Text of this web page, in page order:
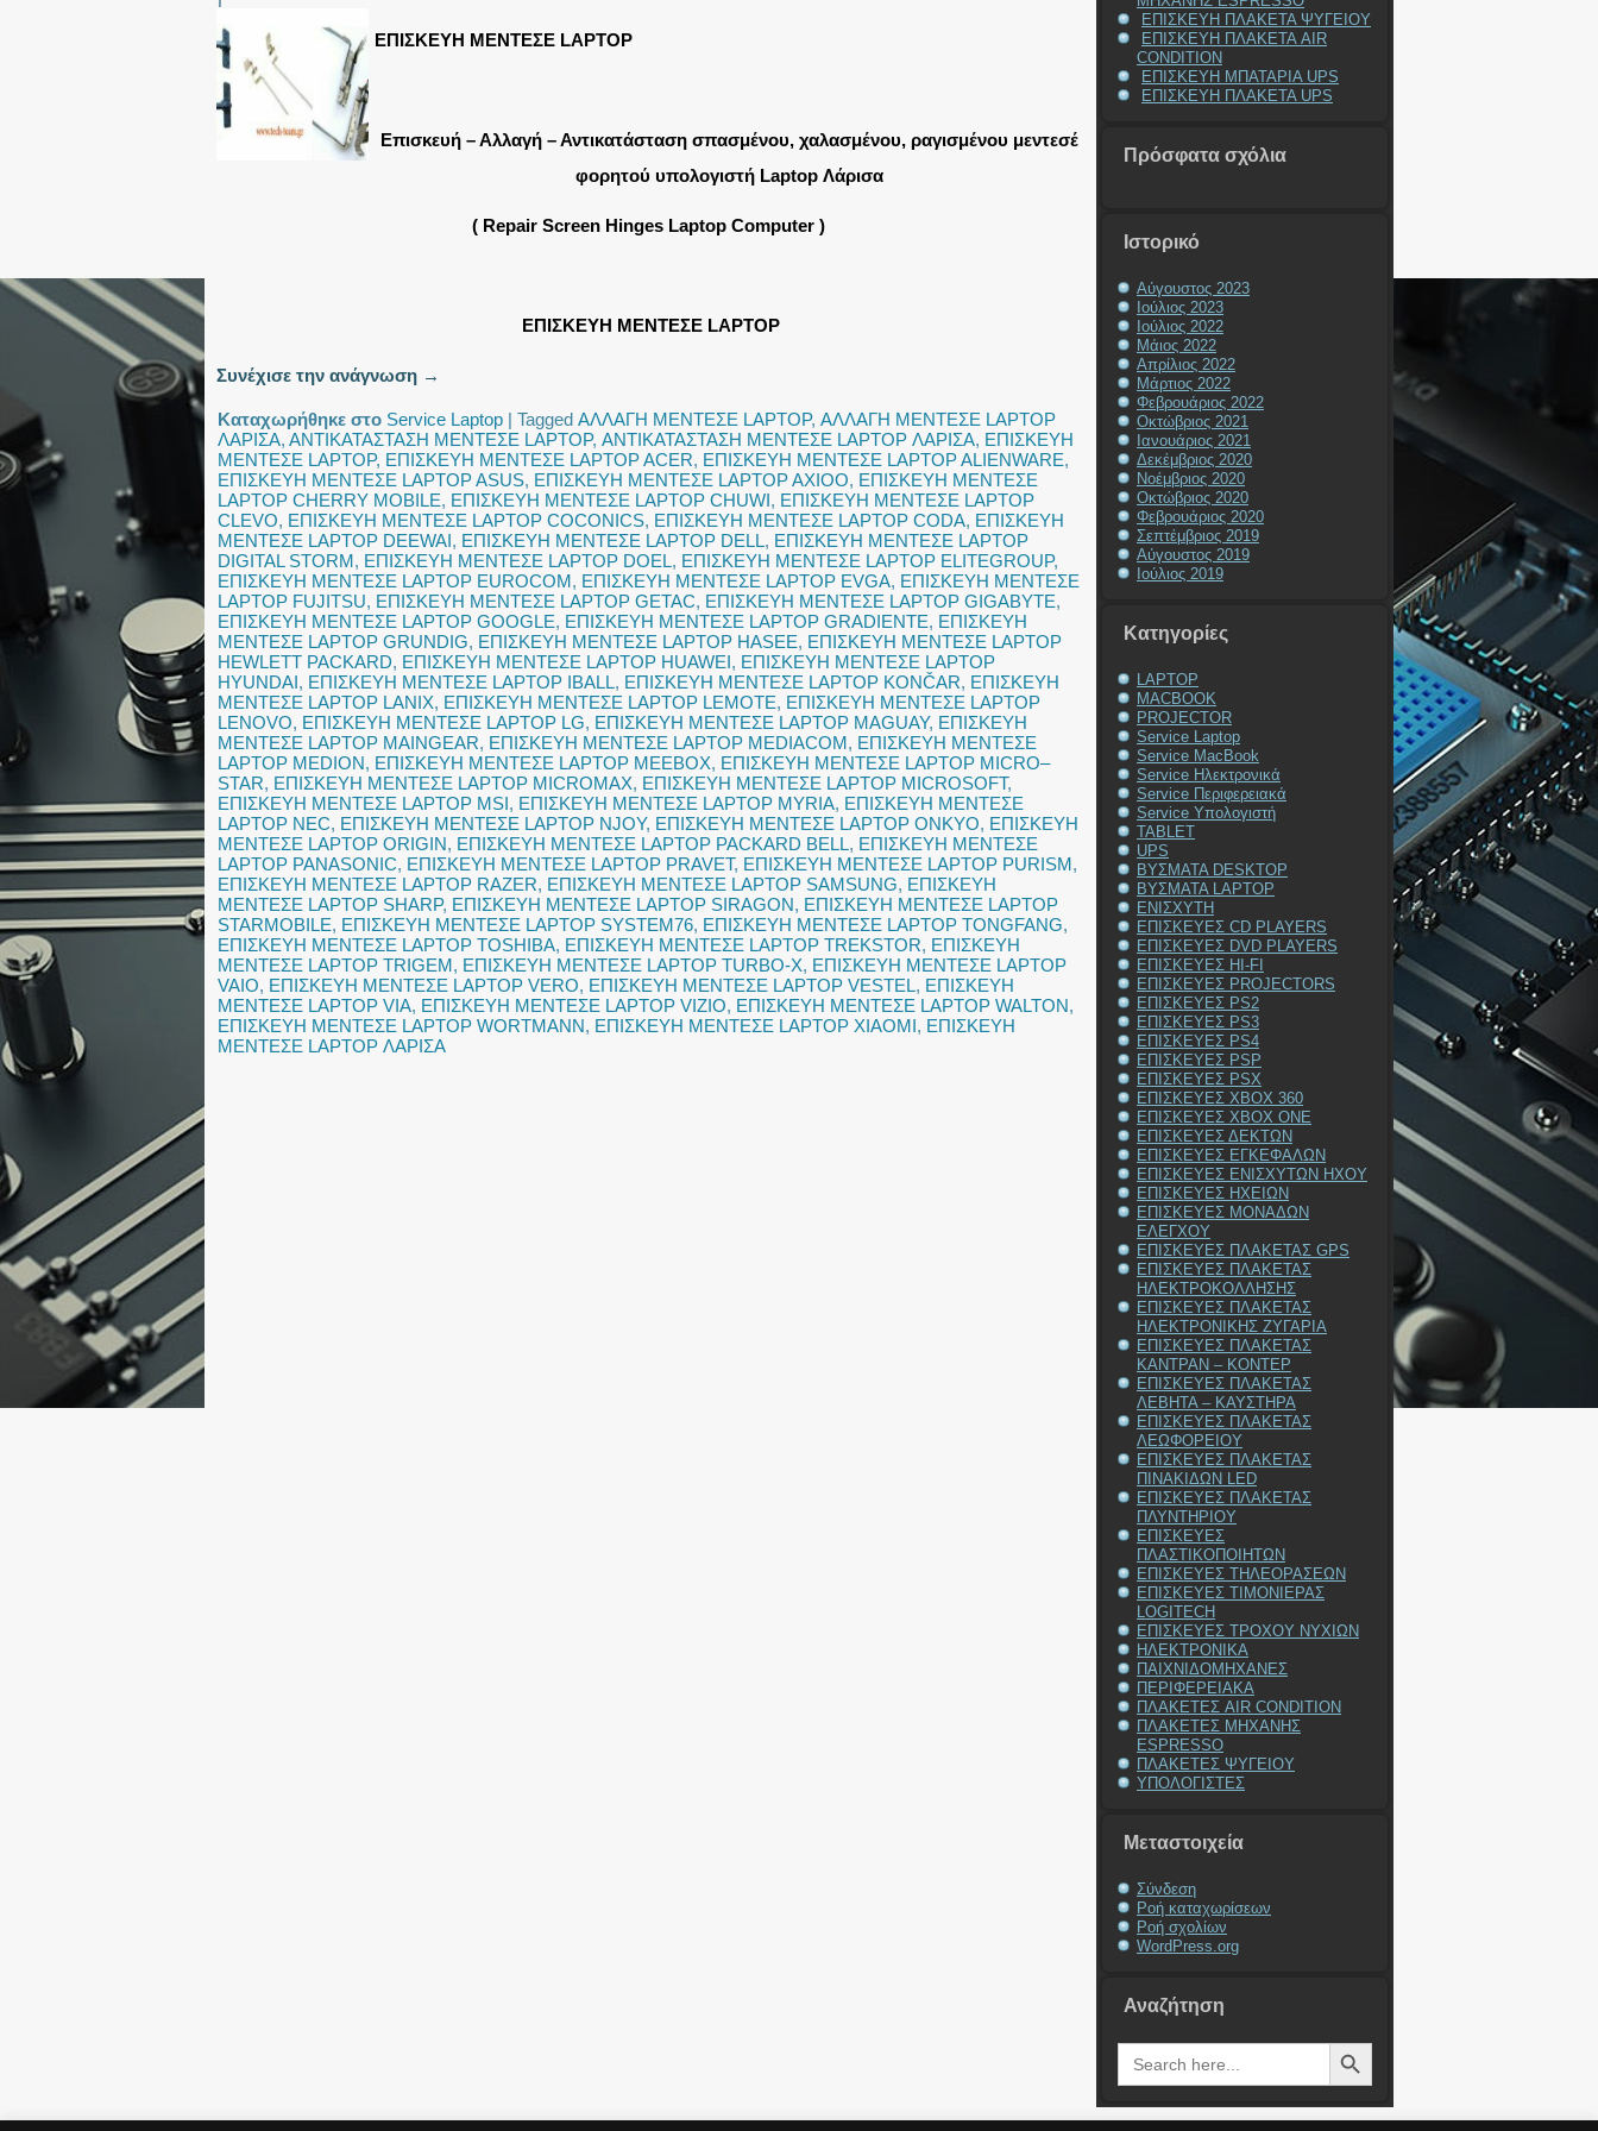
ΕΠΙΣΚΕΥΗ ΜΕΝΤΕΣΕ LAPTOP
Επισκευή – Αλλαγή – Αντικατάσταση σπασμένου, χαλασμένου, ραγισμένου μεντεσέ
φορητού υπολογιστή Laptop Λάρισα
( Repair Screen Hinges Laptop Computer )
ΕΠΙΣΚΕΥΗ ΜΕΝΤΕΣΕ LAPTOP
Συνέχισε την ανάγνωση →
Καταχωρήθηκε στο Service Laptop | Tagged ΑΛΛΑΓΗ ΜΕΝΤΕΣΕ LAPTOP, ΑΛΛΑΓΗ ΜΕΝΤΕΣΕ LAPTOP
ΛΑΡΙΣΑ, ΑΝΤΙΚΑΤΑΣΤΑΣΗ ΜΕΝΤΕΣΕ LAPTOP, ΑΝΤΙΚΑΤΑΣΤΑΣΗ ΜΕΝΤΕΣΕ LAPTOP ΛΑΡΙΣΑ, ΕΠΙΣΚΕΥΗ
ΜΕΝΤΕΣΕ LAPTOP, ΕΠΙΣΚΕΥΗ ΜΕΝΤΕΣΕ LAPTOP ACER, ΕΠΙΣΚΕΥΗ ΜΕΝΤΕΣΕ LAPTOP ALIENWARE,
ΕΠΙΣΚΕΥΗ ΜΕΝΤΕΣΕ LAPTOP ASUS, ΕΠΙΣΚΕΥΗ ΜΕΝΤΕΣΕ LAPTOP AXIOO, ΕΠΙΣΚΕΥΗ ΜΕΝΤΕΣΕ
LAPTOP CHERRY MOBILE, ΕΠΙΣΚΕΥΗ ΜΕΝΤΕΣΕ LAPTOP CHUWI, ΕΠΙΣΚΕΥΗ ΜΕΝΤΕΣΕ LAPTOP
CLEVO, ΕΠΙΣΚΕΥΗ ΜΕΝΤΕΣΕ LAPTOP COCONICS, ΕΠΙΣΚΕΥΗ ΜΕΝΤΕΣΕ LAPTOP CODA, ΕΠΙΣΚΕΥΗ
ΜΕΝΤΕΣΕ LAPTOP DEEWAI, ΕΠΙΣΚΕΥΗ ΜΕΝΤΕΣΕ LAPTOP DELL, ΕΠΙΣΚΕΥΗ ΜΕΝΤΕΣΕ LAPTOP
DIGITAL STORM, ΕΠΙΣΚΕΥΗ ΜΕΝΤΕΣΕ LAPTOP DOEL, ΕΠΙΣΚΕΥΗ ΜΕΝΤΕΣΕ LAPTOP ELITEGROUP,
ΕΠΙΣΚΕΥΗ ΜΕΝΤΕΣΕ LAPTOP EUROCOM, ΕΠΙΣΚΕΥΗ ΜΕΝΤΕΣΕ LAPTOP EVGA, ΕΠΙΣΚΕΥΗ ΜΕΝΤΕΣΕ
LAPTOP FUJITSU, ΕΠΙΣΚΕΥΗ ΜΕΝΤΕΣΕ LAPTOP GETAC, ΕΠΙΣΚΕΥΗ ΜΕΝΤΕΣΕ LAPTOP GIGABYTE,
ΕΠΙΣΚΕΥΗ ΜΕΝΤΕΣΕ LAPTOP GOOGLE, ΕΠΙΣΚΕΥΗ ΜΕΝΤΕΣΕ LAPTOP GRADIENTE, ΕΠΙΣΚΕΥΗ
ΜΕΝΤΕΣΕ LAPTOP GRUNDIG, ΕΠΙΣΚΕΥΗ ΜΕΝΤΕΣΕ LAPTOP HASEE, ΕΠΙΣΚΕΥΗ ΜΕΝΤΕΣΕ LAPTOP
HEWLETT PACKARD, ΕΠΙΣΚΕΥΗ ΜΕΝΤΕΣΕ LAPTOP HUAWEI, ΕΠΙΣΚΕΥΗ ΜΕΝΤΕΣΕ LAPTOP
HYUNDAI, ΕΠΙΣΚΕΥΗ ΜΕΝΤΕΣΕ LAPTOP IBALL, ΕΠΙΣΚΕΥΗ ΜΕΝΤΕΣΕ LAPTOP KONČAR, ΕΠΙΣΚΕΥΗ
ΜΕΝΤΕΣΕ LAPTOP LANIX, ΕΠΙΣΚΕΥΗ ΜΕΝΤΕΣΕ LAPTOP LEMOTE, ΕΠΙΣΚΕΥΗ ΜΕΝΤΕΣΕ LAPTOP
LENOVO, ΕΠΙΣΚΕΥΗ ΜΕΝΤΕΣΕ LAPTOP LG, ΕΠΙΣΚΕΥΗ ΜΕΝΤΕΣΕ LAPTOP MAGUAY, ΕΠΙΣΚΕΥΗ
ΜΕΝΤΕΣΕ LAPTOP MAINGEAR, ΕΠΙΣΚΕΥΗ ΜΕΝΤΕΣΕ LAPTOP MEDIACOM, ΕΠΙΣΚΕΥΗ ΜΕΝΤΕΣΕ
LAPTOP MEDION, ΕΠΙΣΚΕΥΗ ΜΕΝΤΕΣΕ LAPTOP MEEBOX, ΕΠΙΣΚΕΥΗ ΜΕΝΤΕΣΕ LAPTOP MICRO–
STAR, ΕΠΙΣΚΕΥΗ ΜΕΝΤΕΣΕ LAPTOP MICROMAX, ΕΠΙΣΚΕΥΗ ΜΕΝΤΕΣΕ LAPTOP MICROSOFT,
ΕΠΙΣΚΕΥΗ ΜΕΝΤΕΣΕ LAPTOP MSI, ΕΠΙΣΚΕΥΗ ΜΕΝΤΕΣΕ LAPTOP MYRIA, ΕΠΙΣΚΕΥΗ ΜΕΝΤΕΣΕ
LAPTOP NEC, ΕΠΙΣΚΕΥΗ ΜΕΝΤΕΣΕ LAPTOP NJOY, ΕΠΙΣΚΕΥΗ ΜΕΝΤΕΣΕ LAPTOP ONKYO, ΕΠΙΣΚΕΥΗ
ΜΕΝΤΕΣΕ LAPTOP ORIGIN, ΕΠΙΣΚΕΥΗ ΜΕΝΤΕΣΕ LAPTOP PACKARD BELL, ΕΠΙΣΚΕΥΗ ΜΕΝΤΕΣΕ
LAPTOP PANASONIC, ΕΠΙΣΚΕΥΗ ΜΕΝΤΕΣΕ LAPTOP PRAVET, ΕΠΙΣΚΕΥΗ ΜΕΝΤΕΣΕ LAPTOP PURISM,
ΕΠΙΣΚΕΥΗ ΜΕΝΤΕΣΕ LAPTOP RAZER, ΕΠΙΣΚΕΥΗ ΜΕΝΤΕΣΕ LAPTOP SAMSUNG, ΕΠΙΣΚΕΥΗ
ΜΕΝΤΕΣΕ LAPTOP SHARP, ΕΠΙΣΚΕΥΗ ΜΕΝΤΕΣΕ LAPTOP SIRAGON, ΕΠΙΣΚΕΥΗ ΜΕΝΤΕΣΕ LAPTOP
STARMOBILE, ΕΠΙΣΚΕΥΗ ΜΕΝΤΕΣΕ LAPTOP SYSTEM76, ΕΠΙΣΚΕΥΗ ΜΕΝΤΕΣΕ LAPTOP TONGFANG,
ΕΠΙΣΚΕΥΗ ΜΕΝΤΕΣΕ LAPTOP TOSHIBA, ΕΠΙΣΚΕΥΗ ΜΕΝΤΕΣΕ LAPTOP TREKSTOR, ΕΠΙΣΚΕΥΗ
ΜΕΝΤΕΣΕ LAPTOP TRIGEM, ΕΠΙΣΚΕΥΗ ΜΕΝΤΕΣΕ LAPTOP TURBO-X, ΕΠΙΣΚΕΥΗ ΜΕΝΤΕΣΕ LAPTOP
VAIO, ΕΠΙΣΚΕΥΗ ΜΕΝΤΕΣΕ LAPTOP VERO, ΕΠΙΣΚΕΥΗ ΜΕΝΤΕΣΕ LAPTOP VESTEL, ΕΠΙΣΚΕΥΗ
ΜΕΝΤΕΣΕ LAPTOP VIA, ΕΠΙΣΚΕΥΗ ΜΕΝΤΕΣΕ LAPTOP VIZIO, ΕΠΙΣΚΕΥΗ ΜΕΝΤΕΣΕ LAPTOP WALTON,
ΕΠΙΣΚΕΥΗ ΜΕΝΤΕΣΕ LAPTOP WORTMANN, ΕΠΙΣΚΕΥΗ ΜΕΝΤΕΣΕ LAPTOP XIAOMI, ΕΠΙΣΚΕΥΗ
ΜΕΝΤΕΣΕ LAPTOP ΛΑΡΙΣΑ
ΕΠΙΣΚΕΥΗ ΠΛΑΚΕΤΑ ΨΥΓΕΙΟΥ
ΕΠΙΣΚΕΥΗ ΠΛΑΚΕΤΑ AIR
CONDITION
ΕΠΙΣΚΕΥΗ ΜΠΑΤΑΡΙΑ UPS
ΕΠΙΣΚΕΥΗ ΠΛΑΚΕΤΑ UPS
Πρόσφατα σχόλια
Ιστορικό
Αύγουστος 2023
Ιούλιος 2023
Ιούλιος 2022
Μάιος 2022
Απρίλιος 2022
Μάρτιος 2022
Φεβρουάριος 2022
Οκτώβριος 2021
Ιανουάριος 2021
Δεκέμβριος 2020
Νοέμβριος 2020
Οκτώβριος 2020
Φεβρουάριος 2020
Σεπτέμβριος 2019
Αύγουστος 2019
Ιούλιος 2019
Kατηγορίες
LAPTOP
MACBOOK
PROJECTOR
Service Laptop
Service MacBook
Service Ηλεκτρονικά
Service Περιφερειακά
Service Υπολογιστή
TABLET
UPS
ΒΥΣΜΑΤΑ DESKTOP
ΒΥΣΜΑΤΑ LAPTOP
ΕΝΙΣΧΥΤΗ
ΕΠΙΣΚΕΥΕΣ CD PLAYERS
ΕΠΙΣΚΕΥΕΣ DVD PLAYERS
ΕΠΙΣΚΕΥΕΣ HI-FI
ΕΠΙΣΚΕΥΕΣ PROJECTORS
ΕΠΙΣΚΕΥΕΣ PS2
ΕΠΙΣΚΕΥΕΣ PS3
ΕΠΙΣΚΕΥΕΣ PS4
ΕΠΙΣΚΕΥΕΣ PSP
ΕΠΙΣΚΕΥΕΣ PSX
ΕΠΙΣΚΕΥΕΣ XBOX 360
ΕΠΙΣΚΕΥΕΣ XBOX ONE
ΕΠΙΣΚΕΥΕΣ ΔΕΚΤΩΝ
ΕΠΙΣΚΕΥΕΣ ΕΓΚΕΦΑΛΩΝ
ΕΠΙΣΚΕΥΕΣ ΕΝΙΣΧΥΤΩΝ ΗΧΟΥ
ΕΠΙΣΚΕΥΕΣ ΗΧΕΙΩΝ
ΕΠΙΣΚΕΥΕΣ ΜΟΝΑΔΩΝ
ΕΛΕΓΧΟΥ
ΕΠΙΣΚΕΥΕΣ ΠΛΑΚΕΤΑΣ GPS
ΕΠΙΣΚΕΥΕΣ ΠΛΑΚΕΤΑΣ
ΗΛΕΚΤΡΟΚΟΛΛΗΣΗΣ
ΕΠΙΣΚΕΥΕΣ ΠΛΑΚΕΤΑΣ
ΗΛΕΚΤΡΟΝΙΚΗΣ ΖΥΓΑΡΙΑ
ΕΠΙΣΚΕΥΕΣ ΠΛΑΚΕΤΑΣ
ΚΑΝΤΡΑΝ – ΚΟΝΤΕΡ
ΕΠΙΣΚΕΥΕΣ ΠΛΑΚΕΤΑΣ
ΛΕΒΗΤΑ – ΚΑΥΣΤΗΡΑ
ΕΠΙΣΚΕΥΕΣ ΠΛΑΚΕΤΑΣ
ΛΕΩΦΟΡΕΙΟΥ
ΕΠΙΣΚΕΥΕΣ ΠΛΑΚΕΤΑΣ
ΠΙΝΑΚΙΔΩΝ LED
ΕΠΙΣΚΕΥΕΣ ΠΛΑΚΕΤΑΣ
ΠΛΥΝΤΗΡΙΟΥ
ΕΠΙΣΚΕΥΕΣ
ΠΛΑΣΤΙΚΟΠΟΙΗΤΩΝ
ΕΠΙΣΚΕΥΕΣ ΤΗΛΕΟΡΑΣΕΩΝ
ΕΠΙΣΚΕΥΕΣ ΤΙΜΟΝΙΕΡΑΣ
LOGITECH
ΕΠΙΣΚΕΥΕΣ ΤΡΟΧΟΥ ΝΥΧΙΩΝ
ΗΛΕΚΤΡΟΝΙΚΑ
ΠΑΙΧΝΙΔΟΜΗΧΑΝΕΣ
ΠΕΡΙΦΕΡΕΙΑΚΑ
ΠΛΑΚΕΤΕΣ AIR CONDITION
ΠΛΑΚΕΤΕΣ ΜΗΧΑΝΗΣ
ESPRESSO
ΠΛΑΚΕΤΕΣ ΨΥΓΕΙΟΥ
ΥΠΟΛΟΓΙΣΤΕΣ
Μεταστοιχεία
Σύνδεση
Ροή καταχωρίσεων
Ροή σχολίων
WordPress.org
Αναζήτηση
Search
for:
Search Button